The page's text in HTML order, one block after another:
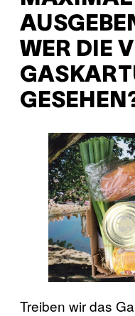
WER DIE
Treiben wir das